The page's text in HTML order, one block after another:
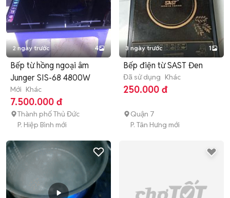
2 ngày trước 4
Bếp từ hồng ngoại âm
Junger SIS-68 4800W
Mới Khác
7.500.000 đ
Thành phố Thủ Đức
P. Hiệp Bình mới
3 ngày trước 1
Bếp điện từ SAST Đen
Đã sử dụng Khác
250.000 đ
Quận 7
P. Tân Hưng mới